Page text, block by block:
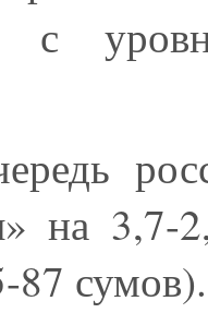
с
на 3,7-
87 сумов).